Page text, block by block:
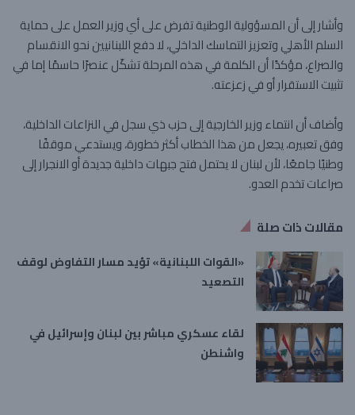
وأشار إلى أن المسؤولية الوطنية تفرض على أي وزير العمل على حماية
السلم الأهلي وتعزيز التماسك الداخلي، لا دفع اللبنانيين نحو الانقسام
والصراع، مؤكدًا أن الكلمة في هذه المرحلة تشكّل عنصرًا حاسمًا إما في
تثبيت الاستقرار أو في زعزعته.
وأضاف أن انتماء وزير الخارجية إلى حزب ذي سجل في النزاعات الداخلية،
وفق تعبيره، يجعل من هذا الخطاب أكثر خطورة، ويستدعي موقفًا
وطنيًا جامعًا، لأن لبنان لا يحتمل فتح جبهات داخلية جديدة أو الانجرار إلى
صراعات تخدم العدو.
مقالات ذات صلة
«القوات اللبنانية» تؤيد مسار التفاوض لوقف
التصعيد
لقاء عسكري مباشر بين لبنان وإسرائيل في
واشنطن